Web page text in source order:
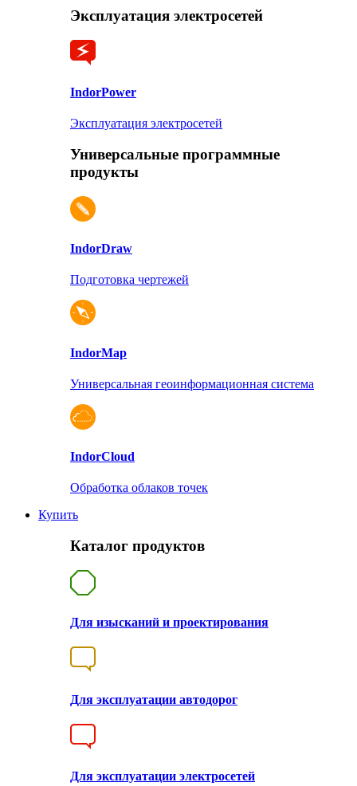
Эксплуатация электросетей
IndorPower
Эксплуатация электросетей
Универсальные программные
продукты
IndorDraw
Подготовка чертежей
IndorMap
Универсальная геоинформационная система
IndorCloud
Обработка облаков точек
Купить
Каталог продуктов
Для изысканий и проектирования
Для эксплуатации автодорог
Для эксплуатации электросетей